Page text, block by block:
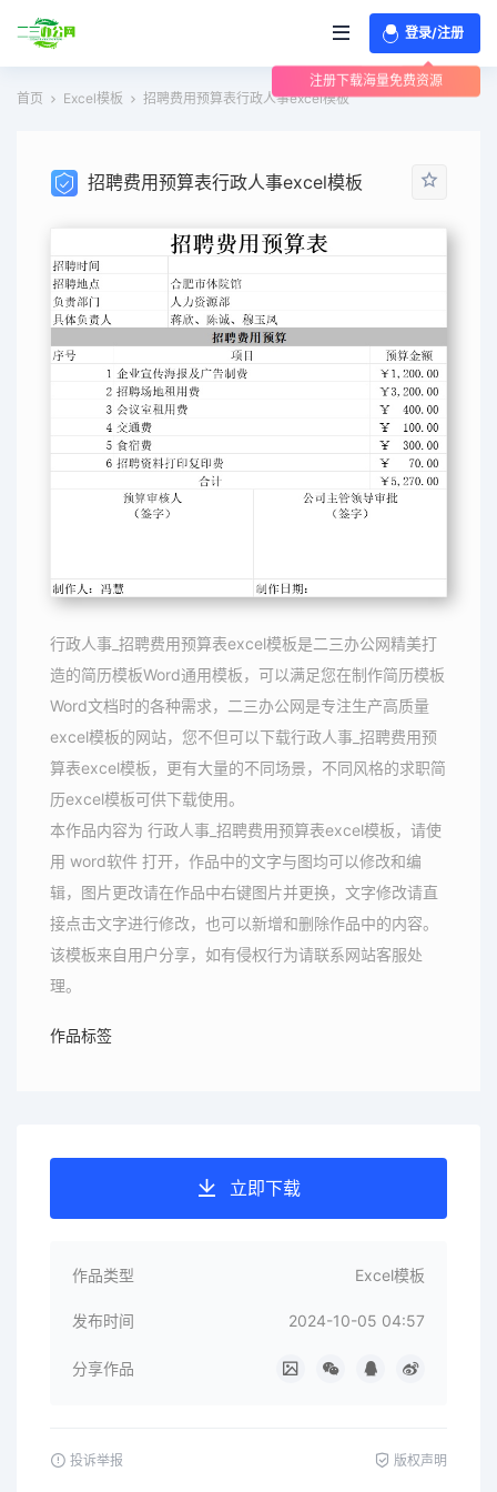
登录/注册
注册下载海量免费资源
首页
Excel模板 招聘费用预算表行政人事excel模板
招聘费用预算表行政人事excel模板
行政人事_招聘费用预算表excel模板是二三办公网精美打
造的简历模板Word通用模板，可以满足您在制作简历模板
Word文档时的各种需求，二三办公网是专注生产高质量
excel模板的网站，您不但可以下载行政人事_招聘费用预
算表excel模板，更有大量的不同场景，不同风格的求职简
历excel模板可供下载使用。
本作品内容为 行政人事_招聘费用预算表excel模板，请使
用 word软件 打开，作品中的文字与图均可以修改和编
辑，图片更改请在作品中右键图片并更换，文字修改请直
接点击文字进行修改，也可以新增和删除作品中的内容。
该模板来自用户分享，如有侵权行为请联系网站客服处
理。
作品标签
立即下载
作品类型 Excel模板
发布时间 2024-10-05 04:57
分享作品
投诉举报 版权声明